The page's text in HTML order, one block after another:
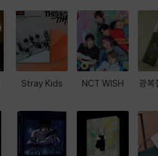
Stray Kids NCT WISH 광복